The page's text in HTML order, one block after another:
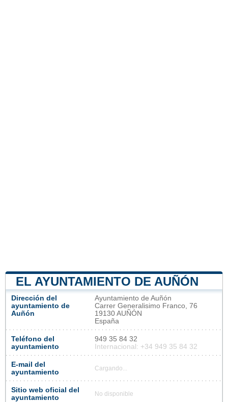
EL AYUNTAMIENTO DE AUÑÓN
Dirección del
ayuntamiento de
Auñón
Ayuntamiento de Auñón
Carrer Generalisimo Franco, 76
19130 AUÑÓN
España
Teléfono del
ayuntamiento
949 35 84 32
Internacional: +34 949 35 84 32
E-mail del
ayuntamiento
Cargando...
Sitio web oficial del
ayuntamiento
No disponible